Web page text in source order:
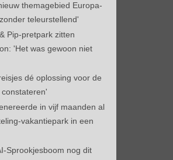
themagebied Europa-
teleurstellend'
Pip-pretpark zitten
'Het was gewoon niet
dé oplossing voor de
in vijf maanden al
vakantiepark in een
Sprookjesboom nog dit